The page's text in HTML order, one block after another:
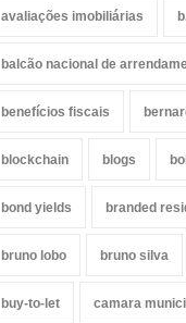
avaliações imobiliárias
balcão nacional de
benefícios fiscais
blockchain blogs
bond yields branded
bruno lobo bruno silva
buy-to-let camara